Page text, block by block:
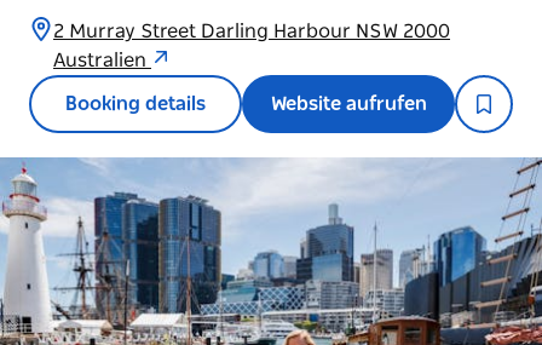
2 Murray Street Darling Harbour NSW 2000
Australien
Booking details Website aufrufen